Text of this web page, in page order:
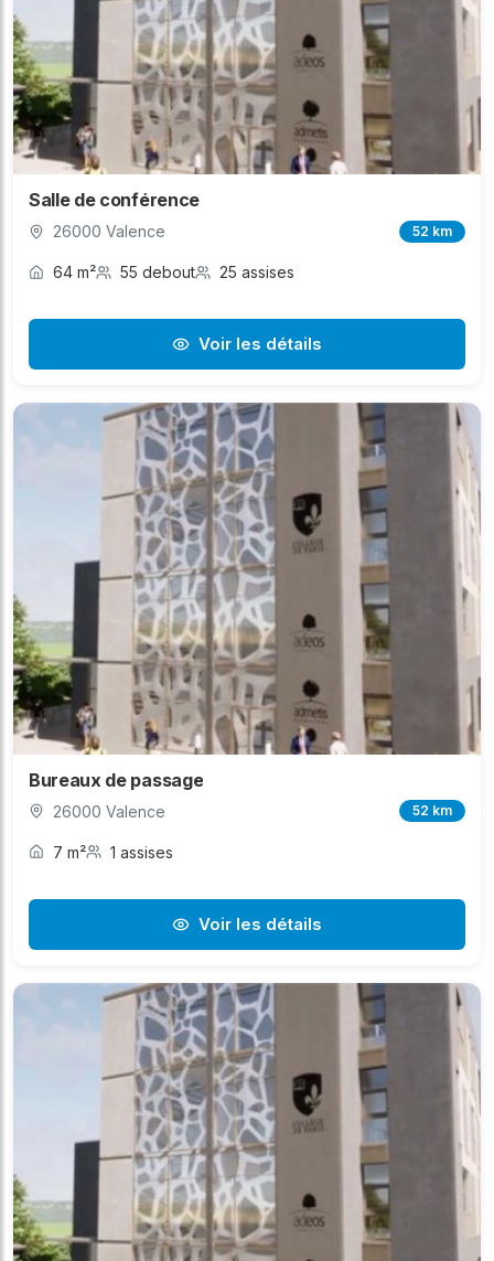
Salle de conférence
26000 Valence 52 km
64 m² 55 debout 25 assises
Voir les détails
Bureaux de passage
26000 Valence 52 km
7 m² 1 assises
Voir les détails